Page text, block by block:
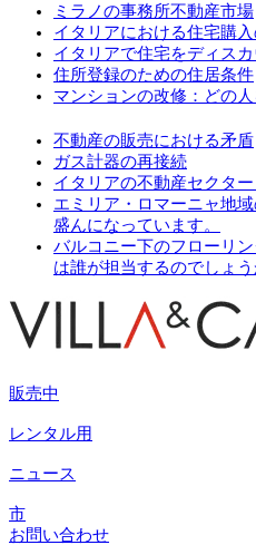
ミラノの事務所不動産市場
イタリアにおける住宅購
イタリアで住宅をディス
住所登録のための住居条件
マンションの改修：どの
不動産の販売における矛盾
ガス計器の再接続
イタリアの不動産セクタ
エミリア・ロマーニャ地
盛んになっています。
バルコニー下のフローリ
は誰が担当するのでしょう
販売中
レンタル用
ニュース
市
お問い合わせ